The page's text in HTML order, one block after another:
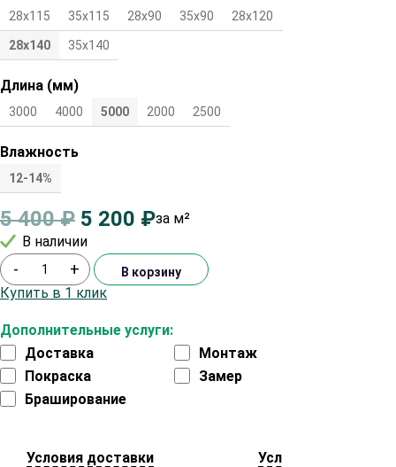
28х115 35х115 28х90 35х90 28х120
28х140 35х140
Длина (мм)
3000 4000 5000 2000 2500
Влажность
12-14%
5 400₽ 5 200 ₽за м²
В наличии
Дополнительные услуги:
Доставка
Монтаж
Покраска
Замер
Браширование
- + В корзину
Купить в 1 клик
Условия доставки Условия оплаты